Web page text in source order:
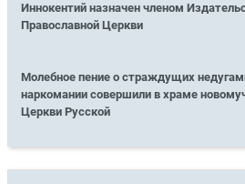
Иннокентий назначен членом
Православной Церкви
Молебное пение о страждущих
наркомании совершили в храме
Церкви Русской